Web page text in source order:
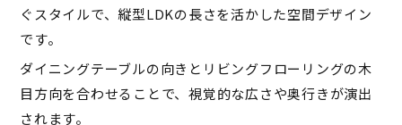
ぐスタイルで、縦型LDKの長さを活かした空間デザイン
です。
ダイニングテーブルの向きとリビングフローリングの木
目方向を合わせることで、視覚的な広さや奥行きが演出
されます。